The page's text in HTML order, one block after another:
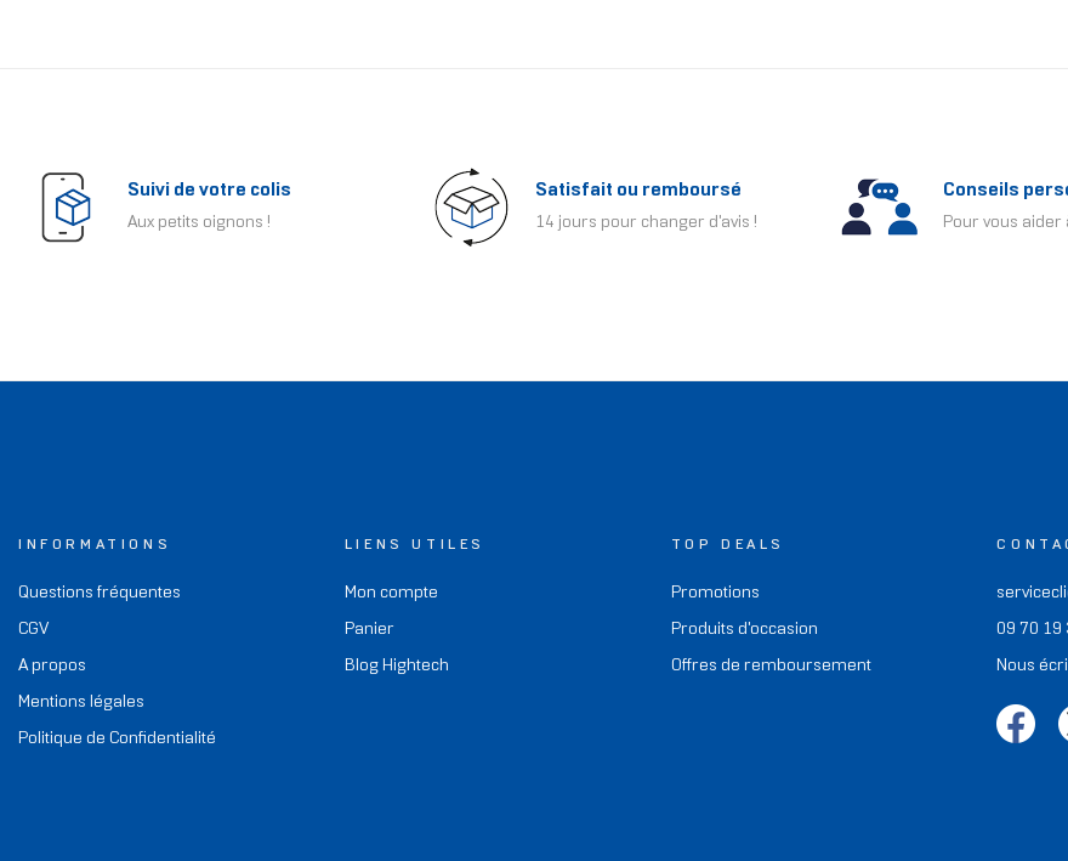
Suivi de votre colis
Aux petits oignons !
Satisfait ou remboursé
14 jours pour changer d'avis !
Conseils
Pour vous aider
INFORMATIONS
Questions fréquentes
CGV
A propos
Mentions légales
Politique de Confidentialité
LIENS UTILES
Mon compte
Panier
Blog Hightech
TOP DEALS
Promotions
Produits d'occasion
Offres de remboursement
09 70 19
Nous